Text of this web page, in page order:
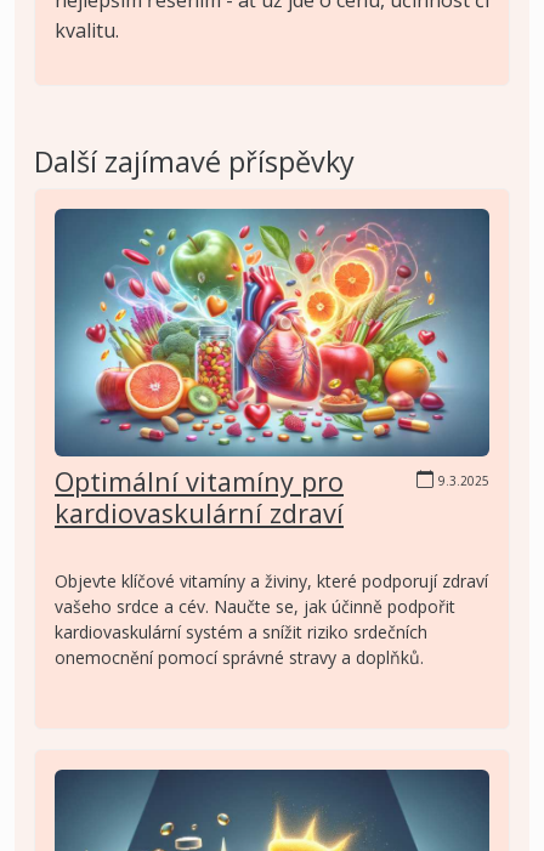
kvalitu.
Další zajímavé příspěvky
9.3.2025
Optimální vitamíny pro
kardiovaskulární zdraví
Objevte klíčové vitamíny a živiny, které podporují zdraví
vašeho srdce a cév. Naučte se, jak účinně podpořit
kardiovaskulární systém a snížit riziko srdečních
onemocnění pomocí správné stravy a doplňků.